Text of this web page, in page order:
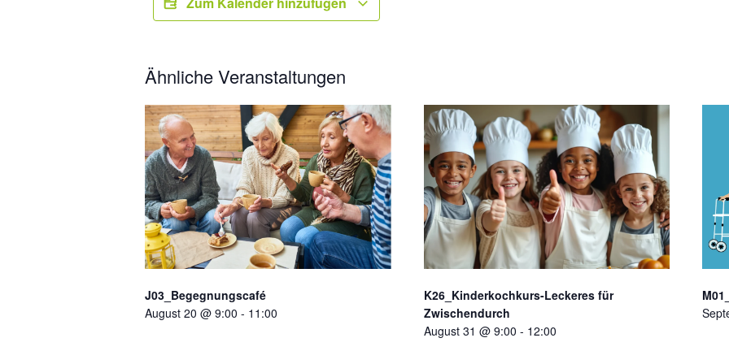
Ähnliche Veranstaltungen
J03_Begegnungscafé
August 20 @ 9:00 - 11:00
K26_Kinderkochkurs-Leckeres für
Zwischendurch
August 31 @ 9:00 - 12:00